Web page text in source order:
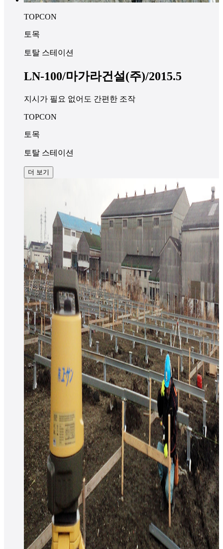
TOPCON
토목
토탈 스테이션
LN-100/마가라건설(주)/2015.5
지시가 필요 없어도 간편한 조작
TOPCON
토목
토탈 스테이션
더 보기